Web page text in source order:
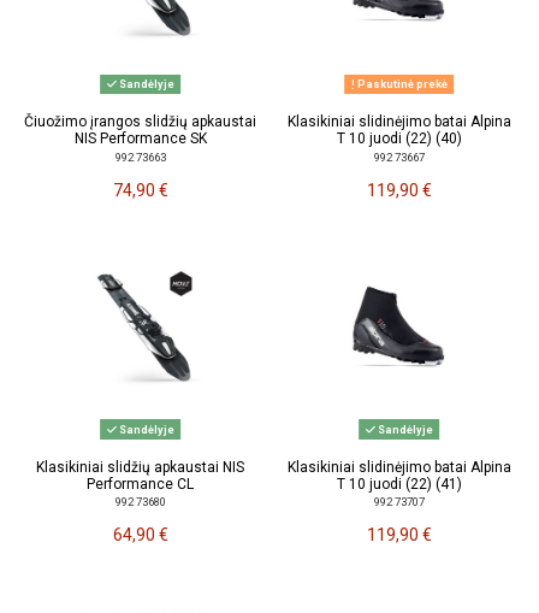
Sandėlyje
Čiuožimo įrangos slidžių apkaustai
NIS Performance SK
992 73663
74,90 €
Paskutinė prekė
Klasikiniai slidinėjimo batai Alpina
T 10 juodi (22) (40)
992 73667
119,90 €
Sandėlyje
Klasikiniai slidžių apkaustai NIS
Performance CL
992 73680
64,90 €
Sandėlyje
Klasikiniai slidinėjimo batai Alpina
T 10 juodi (22) (41)
992 73707
119,90 €